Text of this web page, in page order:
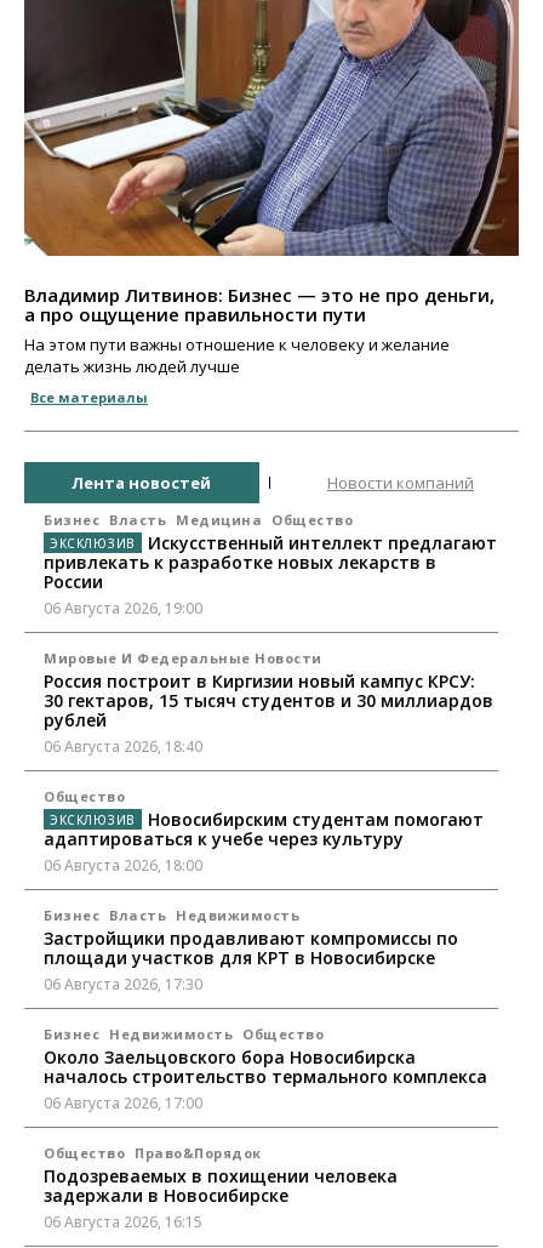
Владимир Литвинов: Бизнес — это не про деньги,
а про ощущение правильности пути
На этом пути важны отношение к человеку и желание
делать жизнь людей лучше
Все материалы
Лента новостей Новости компаний
Бизнес Власть Медицина Общество
Искусственный интеллект предлагают
привлекать к разработке новых лекарств в
России
06 Августа 2026, 19:00
Мировые И Федеральные Новости
Россия построит в Киргизии новый кампус КРСУ:
30 гектаров, 15 тысяч студентов и 30 миллиардов
рублей
06 Августа 2026, 18:40
Общество
Новосибирским студентам помогают
адаптироваться к учебе через культуру
06 Августа 2026, 18:00
Бизнес Власть Недвижимость
Застройщики продавливают компромиссы по
площади участков для КРТ в Новосибирске
06 Августа 2026, 17:30
Бизнес Недвижимость Общество
Около Заельцовского бора Новосибирска
началось строительство термального комплекса
06 Августа 2026, 17:00
Общество Право&Порядок
Подозреваемых в похищении человека
задержали в Новосибирске
06 Августа 2026, 16:15